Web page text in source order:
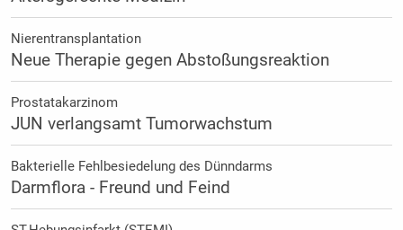
Nierentransplantation
Neue Therapie gegen Abstoßungsreaktion
Prostatakarzinom
JUN verlangsamt Tumorwachstum
Bakterielle Fehlbesiedelung des Dünndarms
Darmflora - Freund und Feind